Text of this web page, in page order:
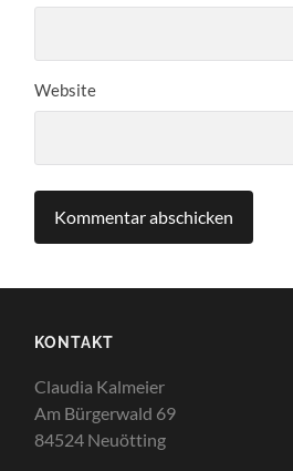
Website
KONTAKT
Claudia Kalmeier
Am Bürgerwald 69
84524 Neuötting